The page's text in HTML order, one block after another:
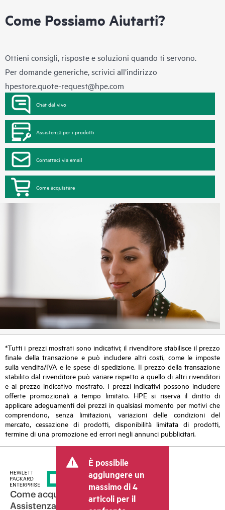
Come Possiamo Aiutarti?
Ottieni consigli, risposte e soluzioni quando ti servono.
Per domande generiche, scrivici all’indirizzo
hpestore.quote-request@hpe.com
Chat dal vivo
Assistenza per i prodotti
Contattaci via email
Come acquistare
*Tutti i prezzi mostrati sono indicativi; il rivenditore stabilisce il prezzo
finale della transazione e può includere altri costi, come le imposte
sulla vendita/IVA e le spese di spedizione. Il prezzo della transazione
stabilito dal rivenditore può variare rispetto a quello di altri rivenditori
e al prezzo indicativo mostrato. I prezzi indicativi possono includere
offerte promozionali a tempo limitato. HPE si riserva il diritto di
applicare adeguamenti dei prezzi in qualsiasi momento per motivi che
comprendono, senza limitazioni, variazioni delle condizioni del
mercato, cessazione di prodotti, disponibilità limitata di prodotti,
termine di una promozione ed errori negli annunci pubblicitari.
È possibile
aggiungere un
massimo di 4
articoli per il
Come acquistare
Assistenza per i prodotti